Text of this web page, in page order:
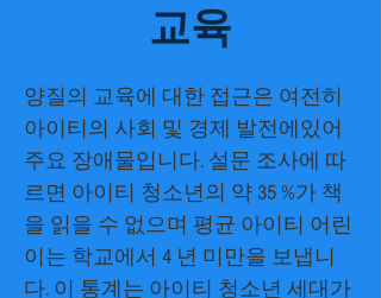
교육
양질의 교육에 대한 접근은 여전히
아이티의 사회 및 경제 발전에있어
주요 장애물입니다. 설문 조사에 따
르면 아이티 청소년의 약 35 %가 책
을 읽을 수 없으며 평균 아이티 어린
이는 학교에서 4 년 미만을 보냅니
다. 이 통계는 아이티 청소년 세대가